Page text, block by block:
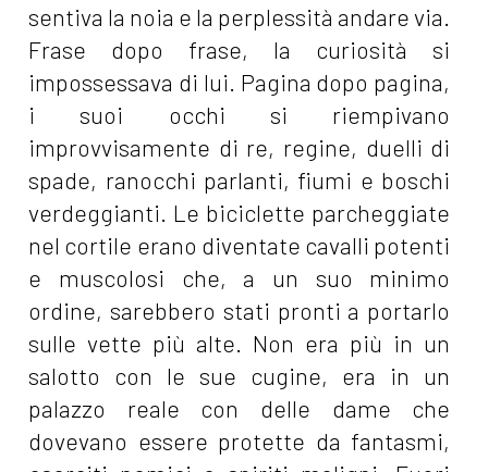
sentiva la noia e la perplessità andare via.
Frase dopo frase, la curiosità si
impossessava di lui. Pagina dopo pagina,
i suoi occhi si riempivano
improvvisamente di re, regine, duelli di
spade, ranocchi parlanti, fiumi e boschi
verdeggianti. Le biciclette parcheggiate
nel cortile erano diventate cavalli potenti
e muscolosi che, a un suo minimo
ordine, sarebbero stati pronti a portarlo
sulle vette più alte. Non era più in un
salotto con le sue cugine, era in un
palazzo reale con delle dame che
dovevano essere protette da fantasmi,